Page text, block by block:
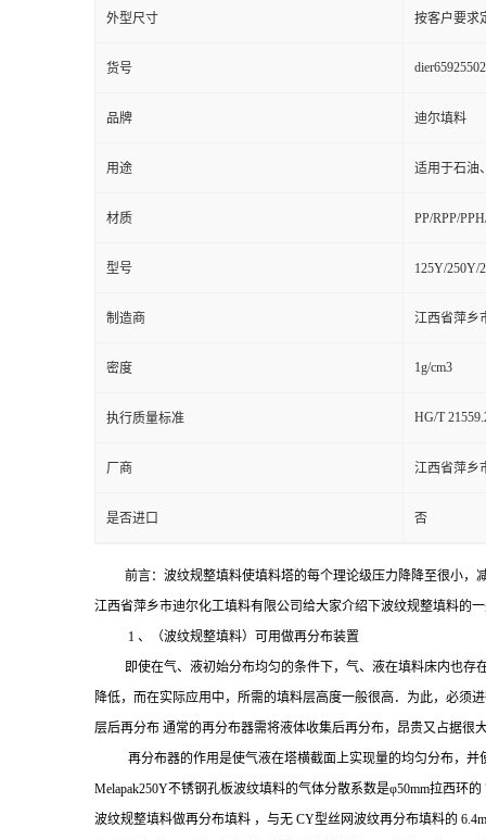
外型尺寸 按客户要求
货号
品牌 迪尔填料
用途 适用于石油
材质 PP/RPP/
型号 125Y/250Y/
制造商 江西省萍乡
密度 1g/cm3
执行质量标准 HG/T
厂商 江西省萍乡
是否进口 否
前言：波纹规整填料使填料塔的每个理论级压力降降至很小
江西省萍乡市迪尔化工填料有限公司给大家介绍下波纹规整填料的
1 、（波纹规整填料）可用做再分布装置
即使在气、 液初始分布均匀的条件下，气、液在填料床内也存
降低，而在实际应用中，所需的填料层高度一般很高．为此，必须
层后再分布 通常的再分布器需将液体收集后再分布，昂贵又占据很
再分布器的作用是使气液在塔横截面上实现量的均匀分布，
Melapak250Y不锈钢孔板波纹填料的气体分散系数是φ50mm拉西环的
波纹规整填料做再分布填料 ，与无 CY型丝网波纹再分布填料的